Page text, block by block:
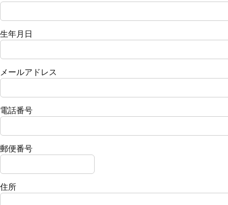
生年月日
メールアドレス
電話番号
郵便番号
住所